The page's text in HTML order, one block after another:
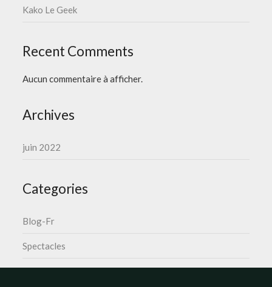
Kako Le Geek
Recent Comments
Aucun commentaire à afficher.
Archives
juin 2022
Categories
Blog-Fr
Spectacles